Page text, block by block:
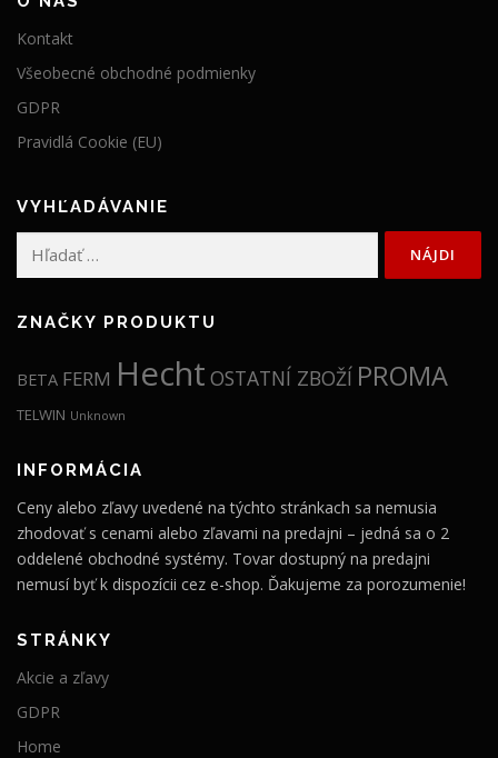
Kontakt
Všeobecné obchodné podmienky
GDPR
Pravidlá Cookie (EU)
VYHĽADÁVANIE
Hľadať:
ZNAČKY PRODUKTU
BETA FERM Hecht OSTATNÍ ZBOŽÍ PROMA
TELWIN Unknown
INFORMÁCIA
Ceny alebo zľavy uvedené na týchto stránkach sa nemusia
zhodovať s cenami alebo zľavami na predajni – jedná sa o 2
oddelené obchodné systémy. Tovar dostupný na predajni
nemusí byť k dispozícii cez e-shop. Ďakujeme za porozumenie!
STRÁNKY
Akcie a zľavy
GDPR
Home